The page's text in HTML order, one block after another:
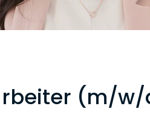
(m/